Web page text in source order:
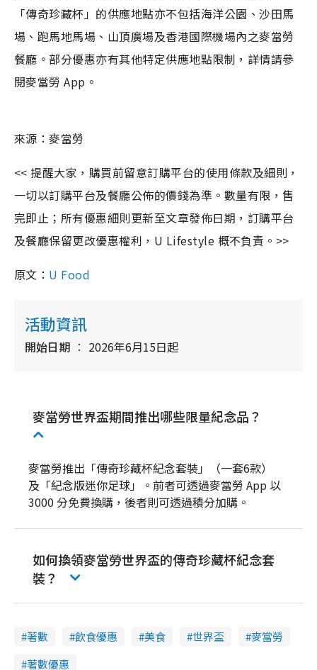
「傳奇珍藏杯」的供應地點亦不包括海洋公園、沙田馬
場、跑馬地馬場、山頂廣場及香港國際機場內之麥當勞
餐廳。部分優惠亦有其他特定供應地點限制，詳情請參
閱麥當勞 App。
來源：麥當勞
<< 提醒大家，購買前留意訂購平台的使用條款及細則，
一切以訂購平台及餐廳公佈的價錢為準。數量有限，售
完即止；所有優惠細則更新至文章發佈日期，訂購平台
及餐廳保留更改優惠權利，U Lifestyle 概不負責。>>
原文： U Food
活動資訊
開始日期 2026年6月15日起
麥當勞世界盃期間推出哪些限量紀念品？
麥當勞推出「傳奇珍藏杯紀念套裝」（一套6款）
及「紀念版迷你足球」。前者可透過麥當勞 App 以
3000 分免費換購，後者則可透過積分加購。
如何換領麥當勞世界盃的傳奇珍藏杯紀念套
裝？
著數 飲食優惠 美食 世界盃
麥當勞
著數優惠